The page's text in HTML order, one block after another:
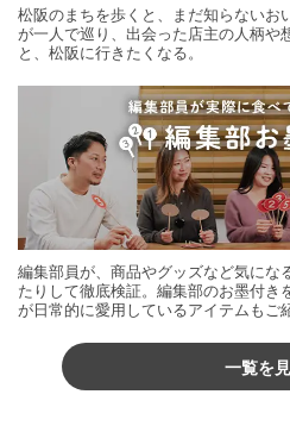
松阪のまちを歩くと、まだ知らないお
が一人で巡り、出会った店主の人柄や
と、松阪に行きたくなる。
編集部員が、商品やグッズなど気にな
たりして徹底検証。編集部のお墨付き
が日常的に愛用しているアイテムもご
一覧を